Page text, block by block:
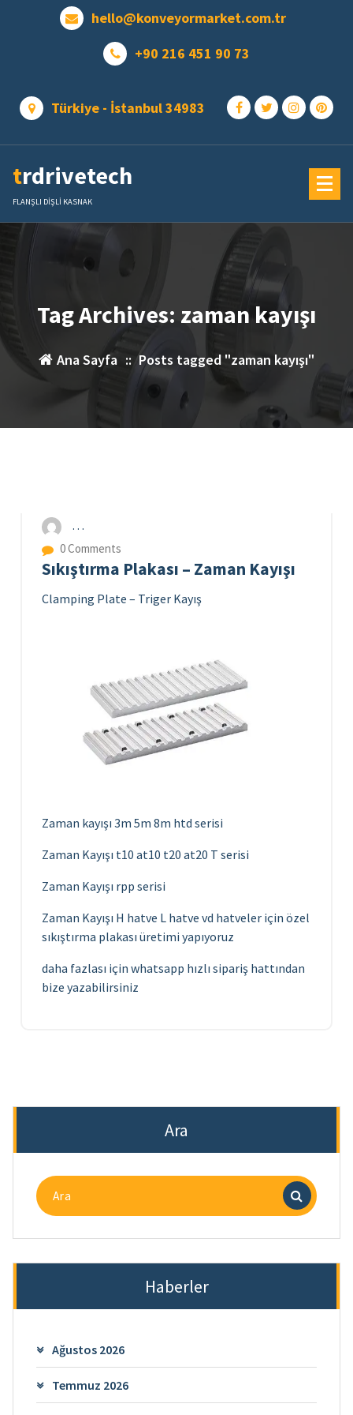
hello@konveyormarket.com.tr
+90 216 451 90 73
Türkiye - İstanbul 34983
trdrivetech
FLANŞLI DİŞLİ KASNAK
Tag Archives: zaman kayışı
Ana Sayfa :: Posts tagged "zaman kayışı"
Dişli Kasnak Alüminyum Triger Dişli Kasnak
0 Comments
Sıkıştırma Plakası – Zaman Kayışı
Clamping Plate – Triger Kayış
Zaman kayışı 3m 5m 8m htd serisi
Zaman Kayışı t10 at10 t20 at20 T serisi
Zaman Kayışı rpp serisi
Zaman Kayışı H hatve L hatve vd hatveler için özel
sıkıştırma plakası üretimi yapıyoruz
daha fazlası için whatsapp hızlı sipariş hattından
bize yazabilirsiniz
Ara
Ara
Haberler
Ağustos 2026
Temmuz 2026